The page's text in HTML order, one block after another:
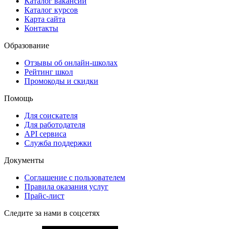
Каталог курсов
Карта сайта
Контакты
Образование
Отзывы об онлайн-школах
Рейтинг школ
Промокоды и скидки
Помощь
Для соискателя
Для работодателя
API сервиса
Служба поддержки
Документы
Соглашение с пользователем
Правила оказания услуг
Прайс-лист
Следите за нами в соцсетях